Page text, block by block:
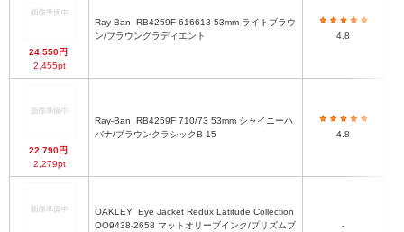
24,550円
2,455pt
Ray-Ban
ン/ブラウングラディエント
4.8
22,790円
2,279pt
Ray-Ban
バナ/ブラウンクラシックB-15
4.8
OAKLEY
OO9438-2658 マットオリーブインク/プリズムブ
-